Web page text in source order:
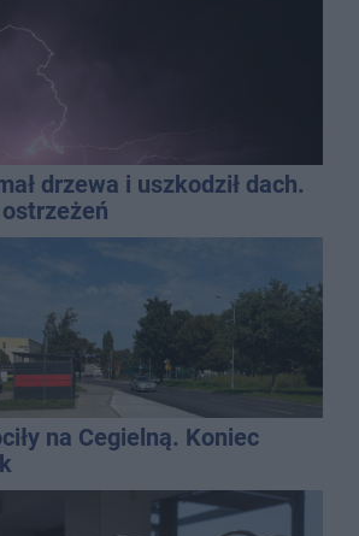
drzewa i uszkodził dach.
na Cegielną. Koniec